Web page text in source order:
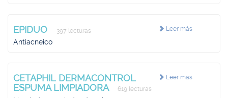
Leer más
EPIDUO 397 lecturas
Antiacneico
Leer más
CETAPHIL DERMACONTROL
ESPUMA LIMPIADORA
619 lecturas